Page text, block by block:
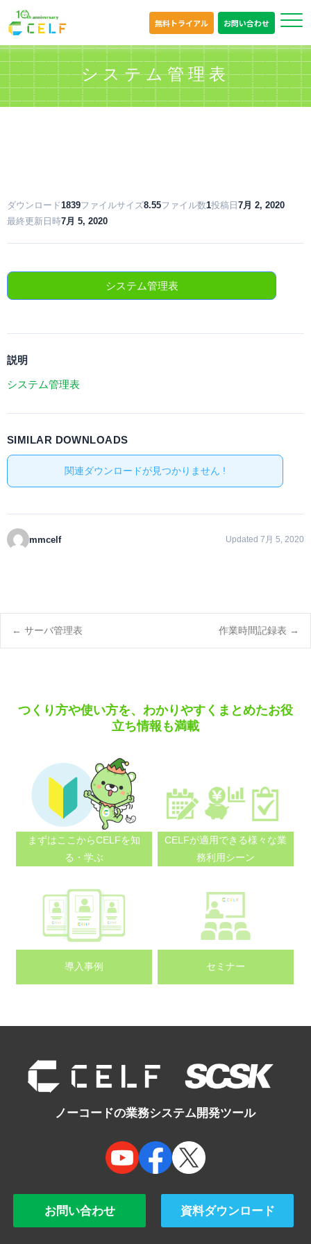
無料トライアル お問い合わせ
システム管理表
ダウンロード1839ファイルサイズ8.55ファイル数1投稿日 7月 2, 2020
最終更新日時7月 5, 2020
システム管理表
説明
システム管理表
SIMILAR DOWNLOADS
関連ダウンロードが見つかりません !
mmcelf Updated 7月 5, 2020
Post
← サーバ管理表 作業時間記録表 →
つくり方や使い方を、わかりやすくまとめたお役
立ち情報も満載
まずはここからCELFを知
る・学ぶ
CELFが適用できる様々な業
務利用シーン
導入事例 セミナー
ノーコードの業務システム開発ツール
お問い合わせ 資料ダウンロード